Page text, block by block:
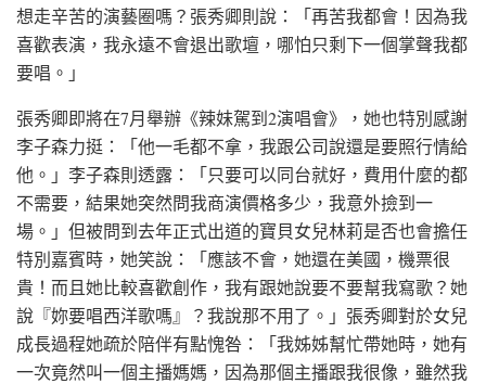
想走辛苦的演藝圈嗎？張秀卿則說：「再苦我都會！因為我
喜歡表演，我永遠不會退出歌壇，哪怕只剩下一個掌聲我都
要唱。」
張秀卿即將在7月舉辦《辣妹駕到2演唱會》，她也特別感謝
李子森力挺：「他一毛都不拿，我跟公司說還是要照行情給
他。」李子森則透露：「只要可以同台就好，費用什麼的都
不需要，結果她突然問我商演價格多少，我意外撿到一
場。」但被問到去年正式出道的寶貝女兒林莉是否也會擔任
特別嘉賓時，她笑說：「應該不會，她還在美國，機票很
貴！而且她比較喜歡創作，我有跟她說要不要幫我寫歌？她
說『妳要唱西洋歌嗎』？我說那不用了。」張秀卿對於女兒
成長過程她疏於陪伴有點愧咎：「我姊姊幫忙帶她時，她有
一次竟然叫一個主播媽媽，因為那個主播跟我很像，雖然我